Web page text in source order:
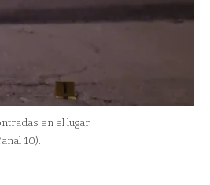
en el lugar.
10).